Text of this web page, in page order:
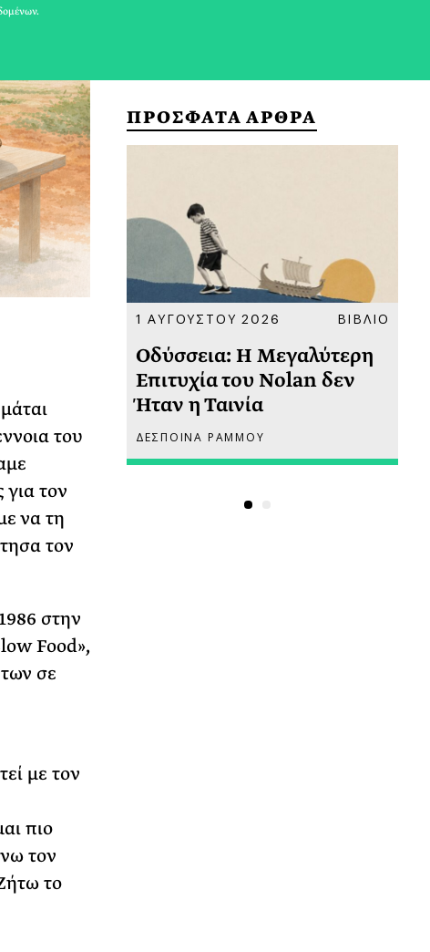
του
τον
να τη
τον
στην
Food»,
σε
με τον
πιο
τον
το
ΠΡΟΣΦΑΤΑ ΑΡΘΡΑ
1 ΑΥΓΟΥΣΤΟΥ 2026 ΒΙΒΛΙΟ
Οδύσσεια: Η Μεγαλύτερη
Επιτυχία του Nolan δεν
Ήταν η Ταινία
ΔΕΣΠΟΙΝΑ ΡΑΜΜΟΥ